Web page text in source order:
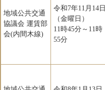
地域公共交通
協議会 運賃部
会(内間木線)
令和7年11月14日
（金曜日）
11時45分～11時
55分